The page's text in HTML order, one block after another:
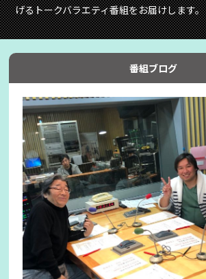
げるトークバラエティ番組をお届けします。
番組ブログ